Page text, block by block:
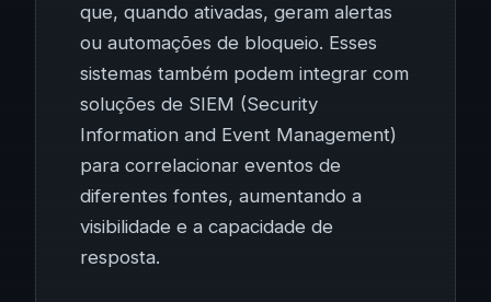
que, quando ativadas, geram alertas
ou automações de bloqueio. Esses
sistemas também podem integrar com
soluções de SIEM (Security
Information and Event Management)
para correlacionar eventos de
diferentes fontes, aumentando a
visibilidade e a capacidade de
resposta.